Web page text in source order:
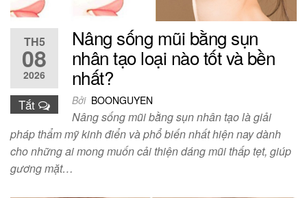
TH5
08
2026
Tắt
Nâng sống mũi bằng sụn
nhân tạo loại nào tốt và bền
nhất?
Bởi BOONGUYEN
Nâng sống mũi bằng sụn nhân tạo là giải
pháp thẩm mỹ kinh điển và phổ biến nhất hiện nay dành
cho những ai mong muốn cải thiện dáng mũi thấp tẹt, giúp
gương mặt…